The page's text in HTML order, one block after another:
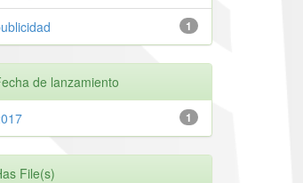
1
de lanzamiento
1
File(s)